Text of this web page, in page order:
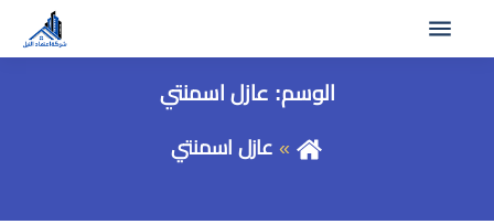
الوسم: عازل اسمنتي
عازل اسمنتي